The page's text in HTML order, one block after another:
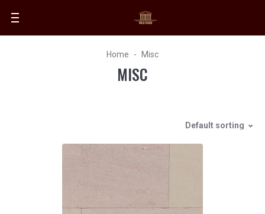
Home Misc
MISC
Default sorting